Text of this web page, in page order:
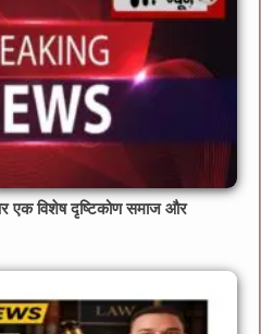
एक विशेष दृष्टिकोण समाज और